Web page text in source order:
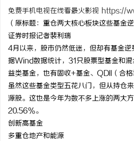
免费手机电视在线看最火影视 https://
（原标题：重仓两大核心板块这些基金
证券时报记者裴利瑞
4月以来，股市仍然低迷，但却有基金逆
据Wind数据统计，31只股票型基金和
益类基金，也有固收+基金、QDII（合格
虽然这些基金类型五花八门，但从持仓
源股。这也是今年为数不多上涨的两大
20.56%。
创新高基金
多重仓地产和能源